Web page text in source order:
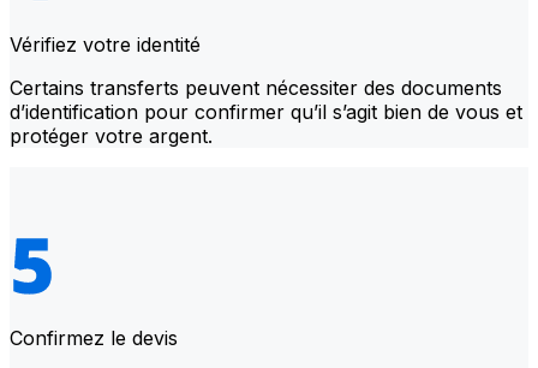
Vérifiez votre identité
Certains transferts peuvent nécessiter des documents
d’identification pour confirmer qu’il s’agit bien de vous et
protéger votre argent.
Confirmez le devis